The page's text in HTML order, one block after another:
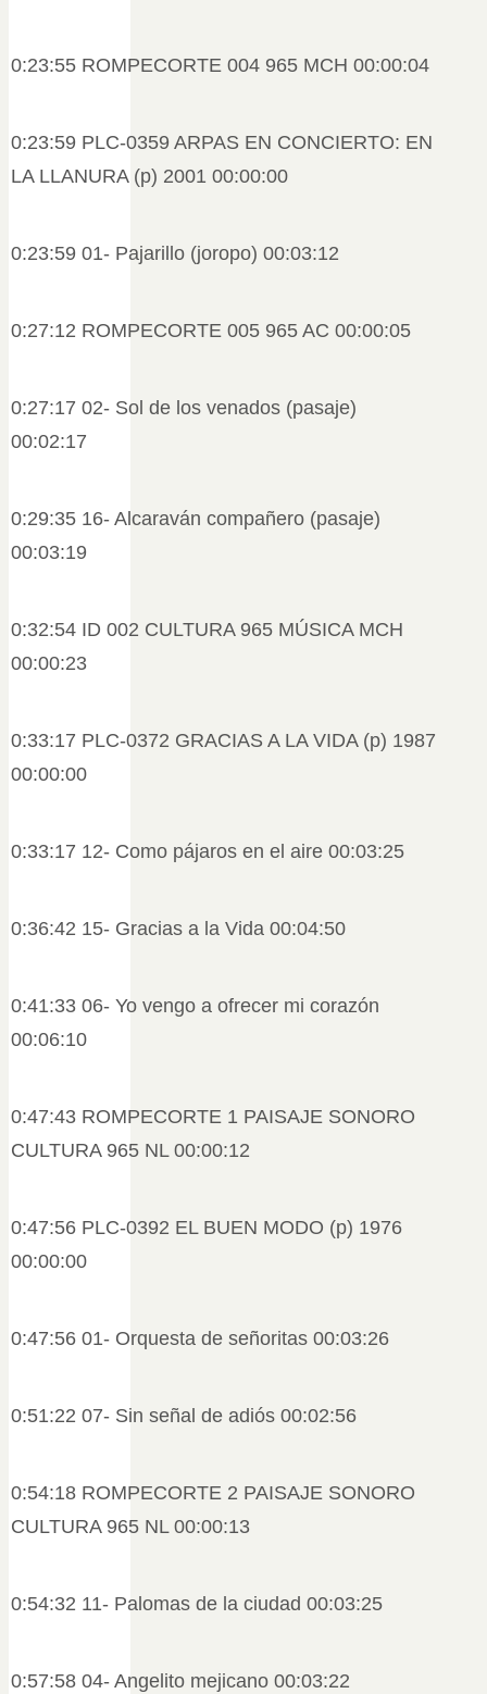
0:23:55 ROMPECORTE 004 965 MCH 00:00:04
0:23:59 PLC-0359 ARPAS EN CONCIERTO: EN
LA LLANURA (p) 2001 00:00:00
0:23:59 01- Pajarillo (joropo) 00:03:12
0:27:12 ROMPECORTE 005 965 AC 00:00:05
0:27:17 02- Sol de los venados (pasaje)
00:02:17
0:29:35 16- Alcaraván compañero (pasaje)
00:03:19
0:32:54 ID 002 CULTURA 965 MÚSICA MCH
00:00:23
0:33:17 PLC-0372 GRACIAS A LA VIDA (p) 1987
00:00:00
0:33:17 12- Como pájaros en el aire 00:03:25
0:36:42 15- Gracias a la Vida 00:04:50
0:41:33 06- Yo vengo a ofrecer mi corazón
00:06:10
0:47:43 ROMPECORTE 1 PAISAJE SONORO
CULTURA 965 NL 00:00:12
0:47:56 PLC-0392 EL BUEN MODO (p) 1976
00:00:00
0:47:56 01- Orquesta de señoritas 00:03:26
0:51:22 07- Sin señal de adiós 00:02:56
0:54:18 ROMPECORTE 2 PAISAJE SONORO
CULTURA 965 NL 00:00:13
0:54:32 11- Palomas de la ciudad 00:03:25
0:57:58 04- Angelito mejicano 00:03:22